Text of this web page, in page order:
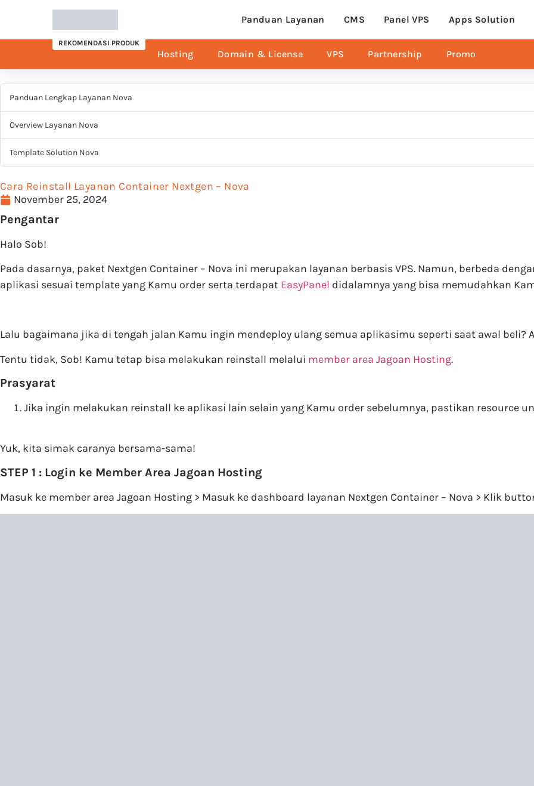
Panduan Layanan CMS Panel VPS Apps Solution
REKOMENDASI PRODUK
Hosting Domain & License VPS Partnership Promo
Panduan Lengkap Layanan Nova
Overview Layanan Nova
Template Solution Nova
Cara Reinstall Layanan Container Nextgen – Nova
November 25, 2024
Pengantar
Halo Sob!
Pada dasarnya, paket Nextgen Container – Nova ini merupakan layanan berbasis VPS. Namun, berbeda
aplikasi sesuai template yang Kamu order serta terdapat EasyPanel didalamnya yang bisa memudahkan
Lalu bagaimana jika di tengah jalan Kamu ingin mendeploy ulang semua aplikasimu seperti saat awal beli?
Tentu tidak, Sob! Kamu tetap bisa melakukan reinstall melalui member area Jagoan Hosting.
Prasyarat
Jika ingin melakukan reinstall ke aplikasi lain selain yang Kamu order sebelumnya, pastikan resource
Yuk, kita simak caranya bersama-sama!
STEP 1 : Login ke Member Area Jagoan Hosting
Masuk ke member area Jagoan Hosting > Masuk ke dashboard layanan Nextgen Container – Nova > Klik